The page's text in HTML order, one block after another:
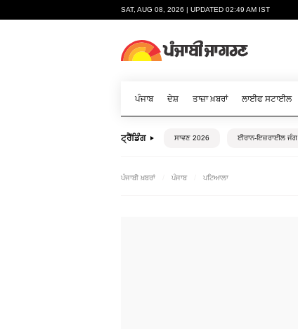
SAT, AUG 08, 2026 | UPDATED 02:49 AM IST
ਪੰਜਾਬ ਦੇਸ਼ ਤਾਜ਼ਾ ਖ਼ਬਰਾਂ ਲਾਈਫ ਸਟਾਈਲ
ਟ੍ਰੈਂਡਿੰਗ ਸਾਵਣ 2026 ਈਰਾਨ-ਇਜ਼ਰਾਈਲ ਜੰਗ
ਪੰਜਾਬੀ ਖ਼ਬਰਾਂ ਪੰਜਾਬ ਪਟਿਆਲਾ